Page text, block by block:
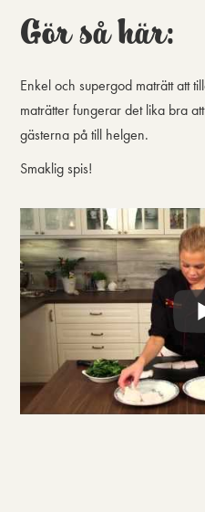
Gör så här:
Enkel och supergod maträtt att
maträtter fungerar det lika bra
gästerna på till helgen.
Smaklig spis!